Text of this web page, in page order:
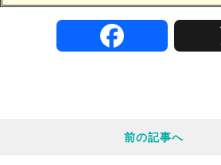
前の記事へ